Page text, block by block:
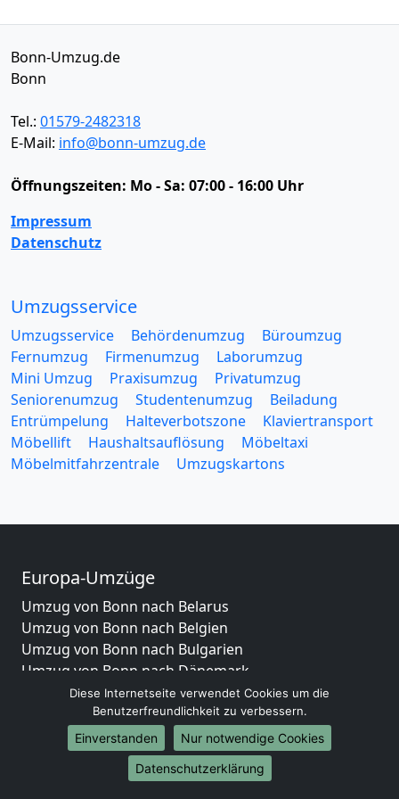
Bonn-Umzug.de
Bonn
Tel.: 01579-2482318
E-Mail: info@bonn-umzug.de
Öffnungszeiten: Mo - Sa: 07:00 - 16:00 Uhr
Impressum
Datenschutz
Umzugsservice
Umzugsservice Behördenumzug
Büroumzug
Fernumzug
Firmenumzug
Laborumzug
Mini Umzug
Praxisumzug
Privatumzug
Seniorenumzug
Studentenumzug
Beiladung
Entrümpelung
Halteverbotszone
Klaviertransport
Möbellift
Haushaltsauflösung
Möbeltaxi
Möbelmitfahrzentrale
Umzugskartons
Europa-Umzüge
Umzug von Bonn nach Belarus
Umzug von Bonn nach Belgien
Umzug von Bonn nach Bulgarien
Umzug von Bonn nach Dänemark
Umzug von Bonn nach England
Umzug von Bonn nach Portugal
Umzug von Bonn nach Bosnien und Herzegowina
Umzug von Bonn nach Irland
Umzug von Bonn nach Lettland
Diese Internetseite verwendet Cookies um die
Benutzerfreundlichkeit zu verbessern.
Einverstanden
Nur notwendige Cookies
Datenschutzerklärung